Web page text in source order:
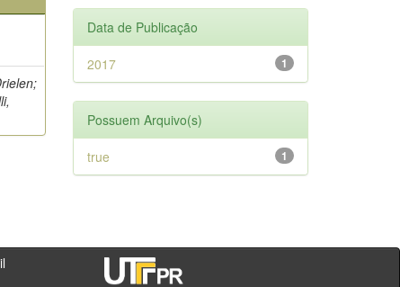
Data de Publicação
1
2017
Possuem Arquivo(s)
1
true
PR - Brasil